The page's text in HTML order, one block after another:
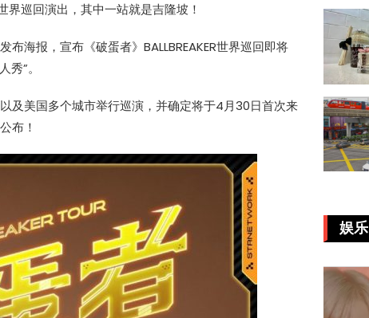
巡回演出，其中一站就是吉隆坡！
海报，宣布《破蛋者》BALLBREAKER世界巡回即将
”。
及美国多个城市举行巡演，并确定将于4月30日首次来
布！
娱乐